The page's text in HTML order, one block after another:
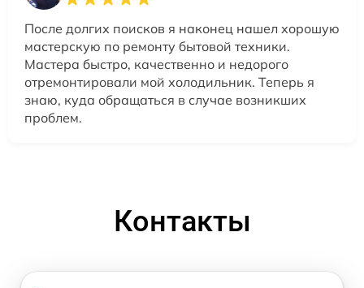
После долгих поисков я наконец нашел хорошую
мастерскую по ремонту бытовой техники.
Мастера быстро, качественно и недорого
отремонтировали мой холодильник. Теперь я
знаю, куда обращаться в случае возникших
проблем.
Контакты